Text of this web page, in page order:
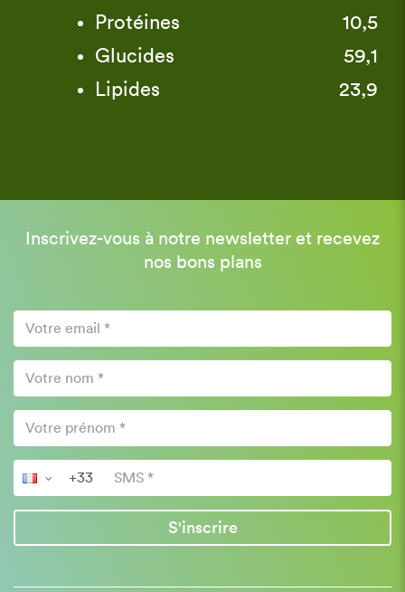
Protéines
10,5
Glucides
59,1
Lipides
23,9
Inscrivez-vous à notre newsletter et recevez
nos bons plans
S'inscrire